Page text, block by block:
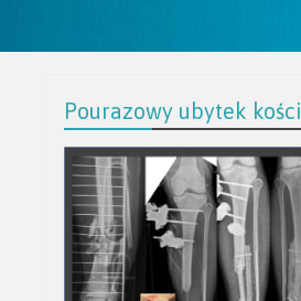
Pourazowy ubytek kości